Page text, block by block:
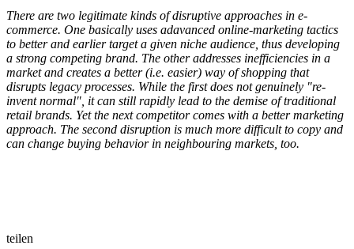
There are two legitimate kinds of disruptive approaches in e-
commerce. One basically uses adavanced online-marketing tactics
to better and earlier target a given niche audience, thus developing
a strong competing brand. The other addresses inefficiencies in a
market and creates a better (i.e. easier) way of shopping that
disrupts legacy processes. While the first does not genuinely "re-
invent normal", it can still rapidly lead to the demise of traditional
retail brands. Yet the next competitor comes with a better marketing
approach. The second disruption is much more difficult to copy and
can change buying behavior in neighbouring markets, too.
teilen